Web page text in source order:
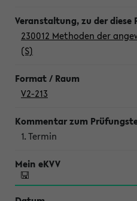
230012 Methoden der
(S)
V2-213
1. Termin